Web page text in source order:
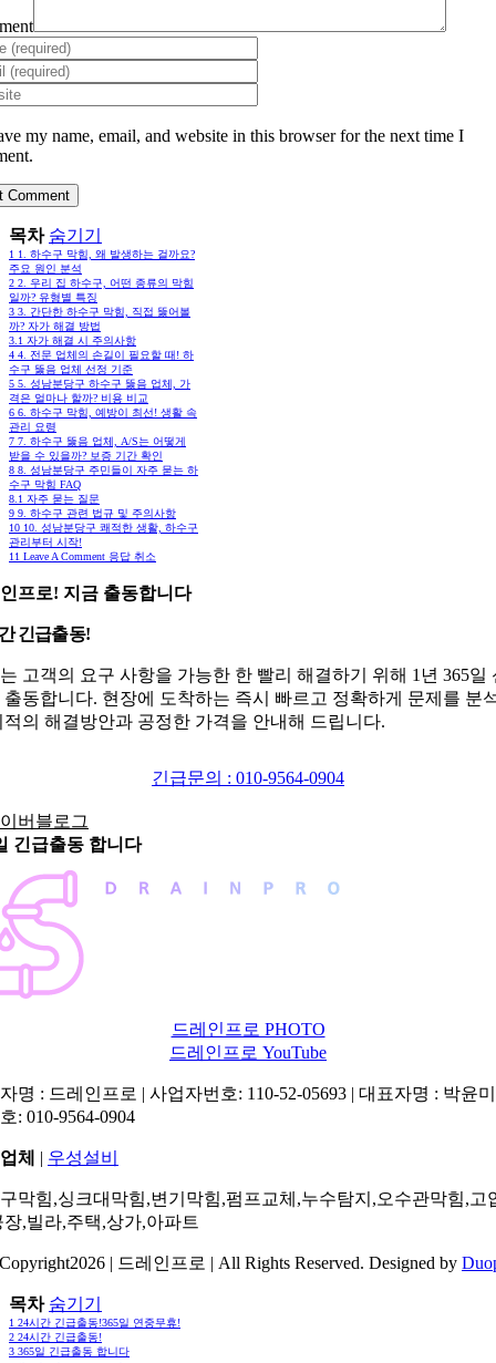
my name, email, and website in this browser for the next time I
목차 숨기기
1 1. 하수구 막힘, 왜 발생하는 걸까요?
주요 원인 분석
2 2. 우리 집 하수구, 어떤 종류의 막힘
일까? 유형별 특징
3 3. 간단한 하수구 막힘, 직접 뚫어볼
까? 자가 해결 방법
3.1 자가 해결 시 주의사항
4 4. 전문 업체의 손길이 필요할 때! 하
수구 뚫음 업체 선정 기준
5 5. 성남분당구 하수구 뚫음 업체, 가
격은 얼마나 할까? 비용 비교
6 6. 하수구 막힘, 예방이 최선! 생활 속
관리 요령
7 7. 하수구 뚫음 업체, A/S는 어떻게
받을 수 있을까? 보증 기간 확인
8 8. 성남분당구 주민들이 자주 묻는 하
수구 막힘 FAQ
8.1 자주 묻는 질문
9 9. 하수구 관련 법규 및 주의사항
10 10. 성남분당구 쾌적한 생활, 하수구
관리부터 시작!
11 Leave A Comment 응답 취소
프로! 지금 출동합니다
긴급출동!
고객의 요구 사항을 가능한 한 빨리 해결하기 위해 1년 365일
출동합니다. 현장에 도착하는 즉시 빠르고 정확하게 문제를 분
적의 해결방안과 공정한 가격을 안내해 드립니다.
긴급문의 : 010-9564-0904
긴급출동 합니다
드레인프로 PHOTO
드레인프로 YouTube
명 : 드레인프로 | 사업자번호: 110-52-05693 | 대표자명 : 박윤
: 010-9564-0904
체 | 우성설비
막힘,싱크대막힘,변기막힘,펌프교체,누수탐지,오수관막힘,고
장,빌라,주택,상가,아파트
| 드레인프로 | All Rights Reserved. Designed by
목차 숨기기
1 24시간 긴급출동!365일 연중무휴!
2 24시간 긴급출동!
3 365일 긴급출동 합니다